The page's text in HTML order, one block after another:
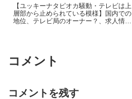
【ユッキーナタピオカ騒動・テレビは上
層部から止められている模様】国内での
地位、テレビ局のオーナー？、求人情報
コメント
コメントを残す